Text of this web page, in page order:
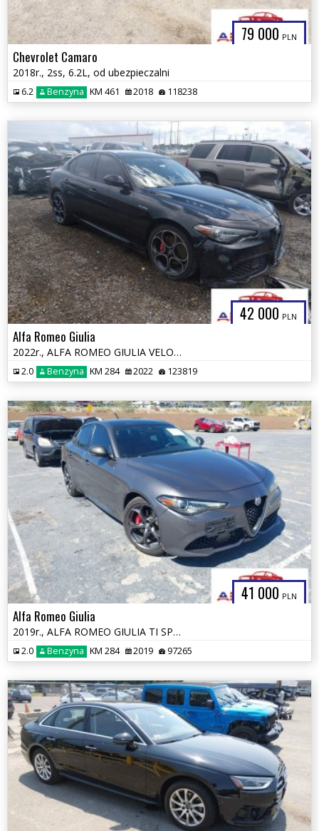
79 000 PLN
Chevrolet Camaro
2018r., 2ss, 6.2L, od ubezpieczalni
6.2 Benzyna KM 461 2018 118238
42 000 PLN
Alfa Romeo Giulia
2022r., ALFA ROMEO GIULIA VELOCE TI RWD, 2L, od ubezpieczalni
2.0 Benzyna KM 284 2022 123819
41 000 PLN
Alfa Romeo Giulia
2019r., ALFA ROMEO GIULIA TI SPORT AWD, 2L, od ubezpieczalni
2.0 Benzyna KM 284 2019 97265